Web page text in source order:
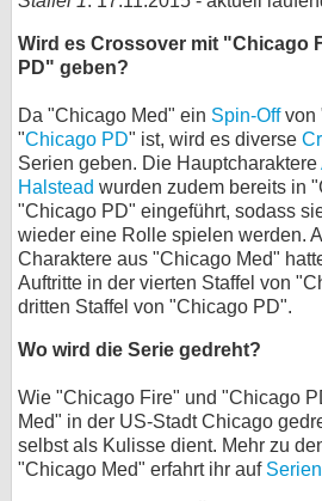
Wird es Crossover mit "Chicago
PD" geben?
Da "Chicago Med" ein Spin-Offvon
"Chicago PD" ist, wird es diverse
Serien geben. Die Hauptcharaktere
Halstead wurden zudem bereits in
"Chicago PD" eingeführt, sodass
wieder eine Rolle spielen werden.
Charaktere aus "Chicago Med"
Auftritte in der vierten Staffel von
dritten Staffel von "Chicago PD".
Wo wird die Serie gedreht?
Wie "Chicago Fire" und "Chicago
Med" in der US-Stadt Chicago
selbst als Kulisse dient. Mehr zu
"Chicago Med" erfahrt ihr auf
Desktop-